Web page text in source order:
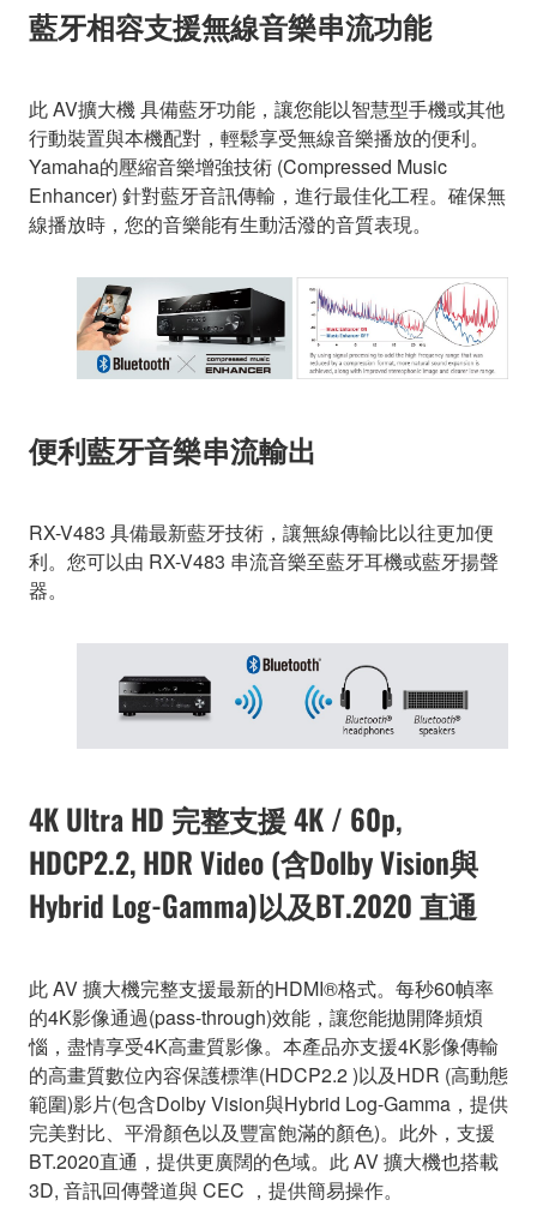
藍牙相容支援無線音樂串流功能
此 AV擴大機 具備藍牙功能，讓您能以智慧型手機或其他
行動裝置與本機配對，輕鬆享受無線音樂播放的便利。
Yamaha的壓縮音樂增強技術 (Compressed Music
Enhancer) 針對藍牙音訊傳輸，進行最佳化工程。確保無
線播放時，您的音樂能有生動活潑的音質表現。
便利藍牙音樂串流輸出
RX-V483 具備最新藍牙技術，讓無線傳輸比以往更加便
利。您可以由 RX-V483 串流音樂至藍牙耳機或藍牙揚聲
器。
4K Ultra HD 完整支援 4K / 60p,
HDCP2.2, HDR Video (含Dolby Vision與
Hybrid Log-Gamma)以及BT.2020 直通
此 AV 擴大機完整支援最新的HDMI®格式。每秒60幀率
的4K影像通過(pass-through)效能，讓您能拋開降頻煩
惱，盡情享受4K高畫質影像。本產品亦支援4K影像傳輸
的高畫質數位內容保護標準(HDCP2.2 )以及HDR (高動態
範圍)影片(包含Dolby Vision與Hybrid Log-Gamma，提供
完美對比、平滑顏色以及豐富飽滿的顏色)。此外，支援
BT.2020直通，提供更廣闊的色域。此 AV 擴大機也搭載
3D, 音訊回傳聲道與 CEC ，提供簡易操作。